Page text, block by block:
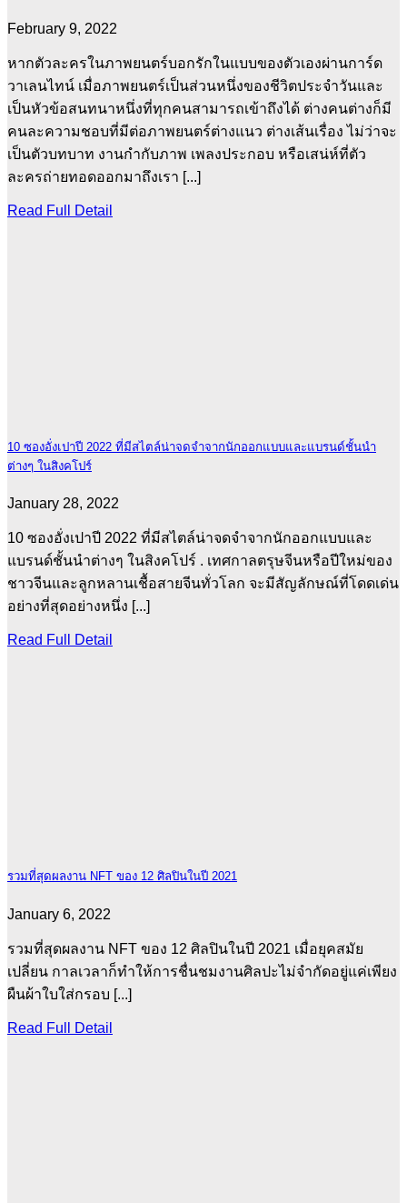
February 9, 2022
หากตัวละครในภาพยนตร์บอกรักในแบบของตัวเองผ่านการ์ด
วาเลนไทน์ เมื่อภาพยนตร์เป็นส่วนหนึ่งของชีวิตประจำวันและ
เป็นหัวข้อสนทนาหนึ่งที่ทุกคนสามารถเข้าถึงได้ ต่างคนต่างก็มี
คนละความชอบที่มีต่อภาพยนตร์ต่างแนว ต่างเส้นเรื่อง ไม่ว่าจะ
เป็นตัวบทบาท งานกำกับภาพ เพลงประกอบ หรือเสน่ห์ที่ตัว
ละครถ่ายทอดออกมาถึงเรา [...]
Read Full Detail
10 ซองอั่งเปาปี 2022 ที่มีสไตล์น่าจดจำจากนักออกแบบและแบรนด์ชั้นนำ
ต่างๆ ในสิงคโปร์
January 28, 2022
10 ซองอั่งเปาปี 2022 ที่มีสไตล์น่าจดจำจากนักออกแบบและ
แบรนด์ชั้นนำต่างๆ ในสิงคโปร์ . เทศกาลตรุษจีนหรือปีใหม่ของ
ชาวจีนและลูกหลานเชื้อสายจีนทั่วโลก จะมีสัญลักษณ์ที่โดดเด่น
อย่างที่สุดอย่างหนึ่ง [...]
Read Full Detail
รวมที่สุดผลงาน NFT ของ 12 ศิลปินในปี 2021
January 6, 2022
รวมที่สุดผลงาน NFT ของ 12 ศิลปินในปี 2021 เมื่อยุคสมัย
เปลี่ยน กาลเวลาก็ทำให้การชื่นชมงานศิลปะไม่จำกัดอยู่แค่เพียง
ผืนผ้าใบใส่กรอบ [...]
Read Full Detail